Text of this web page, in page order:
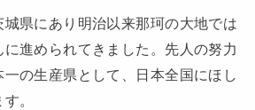
県にあり明治以来那珂の大地では
進められてきました。先人の努力
の生産県として、日本全国にほし
。